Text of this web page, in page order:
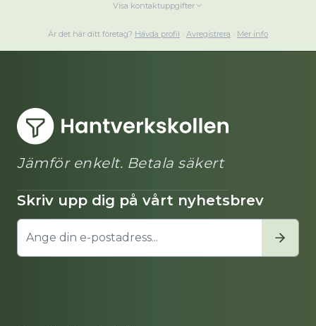
Visa kontaktuppgifter
Är det här ditt företag? Hävda profil · Avregistrera · Mer info
Jämför enkelt. Betala säkert
Skriv upp dig på vårt nyhetsbrev